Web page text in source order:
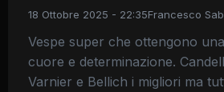
18 Ottobre 2025 - 22:35Francesco
Vespe super che ottengono
cuore e determinazione.
Varnier e Bellich i migliori ma